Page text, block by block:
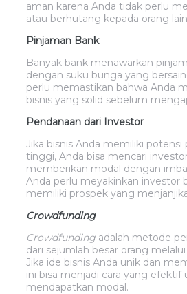
aman karena Anda tidak perlu
atau berhutang kepada orang
Pinjaman Bank
Banyak bank menawarkan
dengan suku bunga yang
perlu memastikan bahwa Anda
bisnis yang solid sebelum
Pendanaan dari Investor
Jika bisnis Anda memiliki
tinggi, Anda bisa mencari
memberikan modal dengan
Anda perlu meyakinkan investor
memiliki prospek yang
Crowdfunding
Crowdfunding adalah metode
dari sejumlah besar orang
Jika ide bisnis Anda unik dan
ini bisa menjadi cara yang efektif
mendapatkan modal.